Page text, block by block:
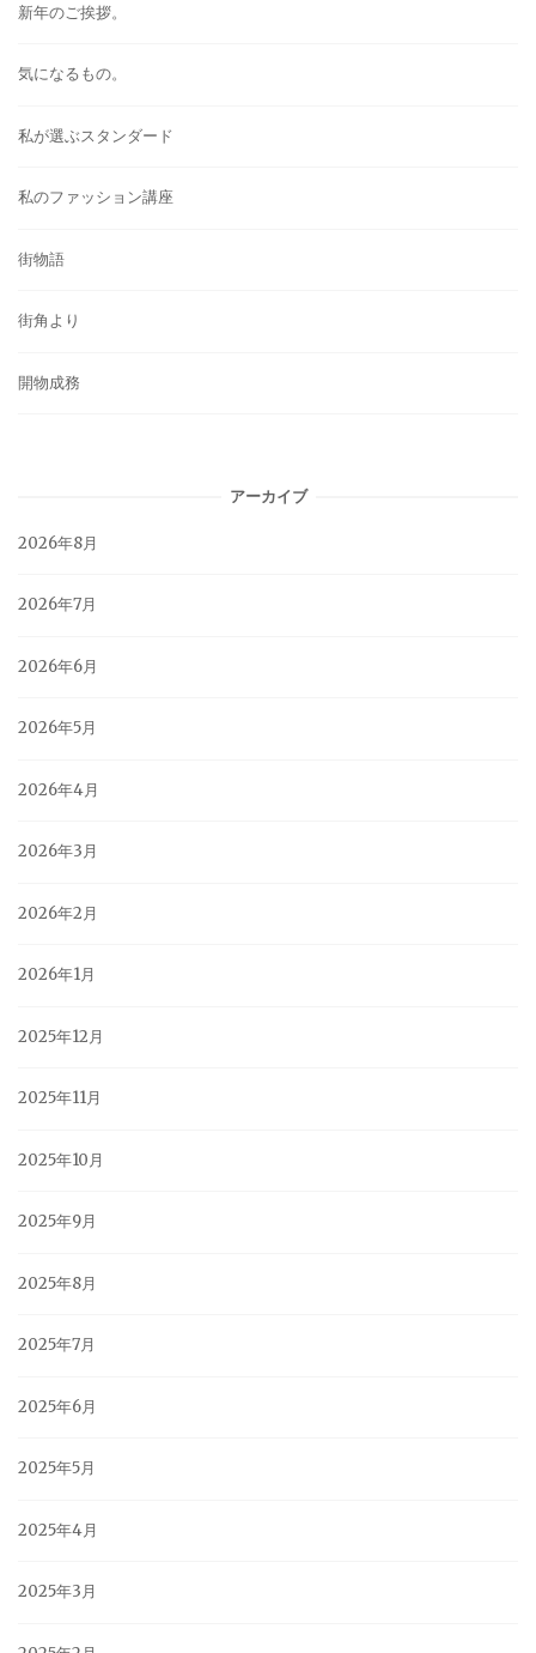
新年のご挨拶。
気になるもの。
私が選ぶスタンダード
私のファッション講座
街物語
街角より
開物成務
アーカイブ
2026年8月
2026年7月
2026年6月
2026年5月
2026年4月
2026年3月
2026年2月
2026年1月
2025年12月
2025年11月
2025年10月
2025年9月
2025年8月
2025年7月
2025年6月
2025年5月
2025年4月
2025年3月